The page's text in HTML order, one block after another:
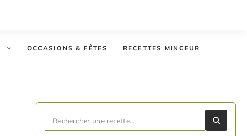
OCCASIONS & FÊTES RECETTES MINCEUR